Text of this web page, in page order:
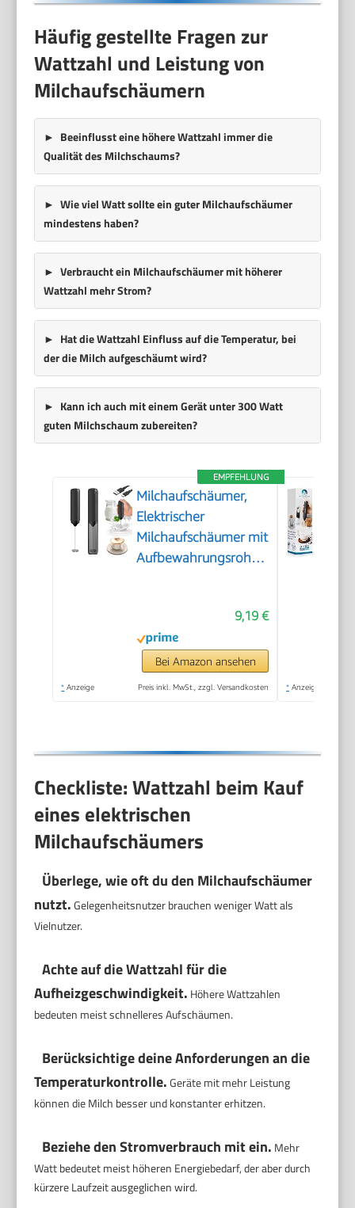
Häufig gestellte Fragen zur
Wattzahl und Leistung von
Milchaufschäumern
Beeinflusst eine höhere Wattzahl immer die
Qualität des Milchschaums?
Wie viel Watt sollte ein guter Milchaufschäumer
mindestens haben?
Verbraucht ein Milchaufschäumer mit höherer
Wattzahl mehr Strom?
Hat die Wattzahl Einfluss auf die Temperatur, bei
der die Milch aufgeschäumt wird?
Kann ich auch mit einem Gerät unter 300 Watt
guten Milchschaum zubereiten?
EMPFEHLUNG
Milchaufschäumer,
Elektrischer
Milchaufschäumer mit
Aufbewahrungsrohr,
mit 14.000 U/min,
Mini Mixer für Matcha
Latte, Cappuccino,
Küchenaccessoires
9,19 €
Bei Amazon ansehen
* Anzeige Preis inkl. MwSt., zzgl. Versandkosten * Anzeige
Checkliste: Wattzahl beim Kauf
eines elektrischen
Milchaufschäumers
Überlege, wie oft du den Milchaufschäumer
nutzt.Gelegenheitsnutzer brauchen weniger Watt als
Vielnutzer.
Achte auf die Wattzahl für die
Aufheizgeschwindigkeit. Höhere Wattzahlen
bedeuten meist schnelleres Aufschäumen.
Berücksichtige deine Anforderungen an die
Temperaturkontrolle.Geräte mit mehr Leistung
können die Milch besser und konstanter erhitzen.
Beziehe den Stromverbrauch mit ein. Mehr
Watt bedeutet meist höheren Energiebedarf, der aber durch
kürzere Laufzeit ausgeglichen wird.